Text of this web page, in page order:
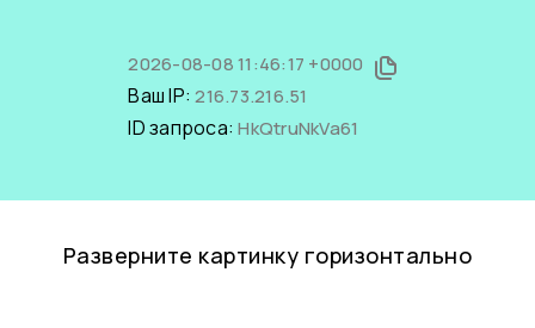
2026-08-08 11:46:17 +0000
Ваш IP:216.73.216.51
ID запроса:HkQtruNkVa61
Разверните картинку горизонтально